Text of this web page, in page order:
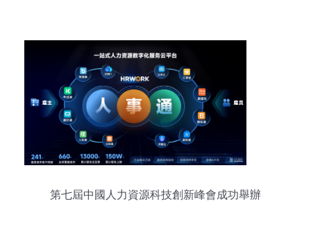
第七屆中國人力資源科技創新峰會成功舉辦